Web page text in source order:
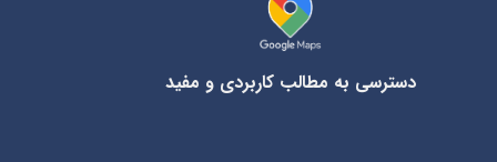
دسترسی به مطالب کاربردی و مفید